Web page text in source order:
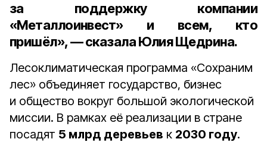
за поддержку компании
«Металлоинвест» и всем, кто
пришёл», — сказала Юлия Щедрина.
Лесоклиматическая программа «Сохраним
лес» объединяет государство, бизнес
и общество вокруг большой экологической
миссии. В рамках её реализации в стране
посадят 5 млрд деревьев к 2030 году.